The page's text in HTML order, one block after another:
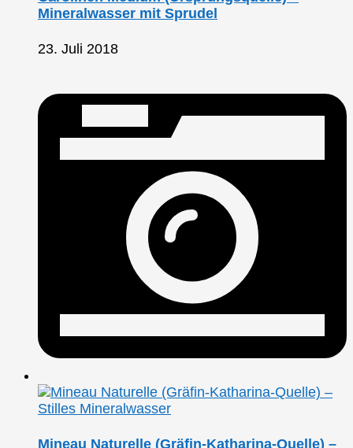
Mineralwasser mit Sprudel
23. Juli 2018
Mineau Naturelle (Gräfin-Katharina-Quelle) –